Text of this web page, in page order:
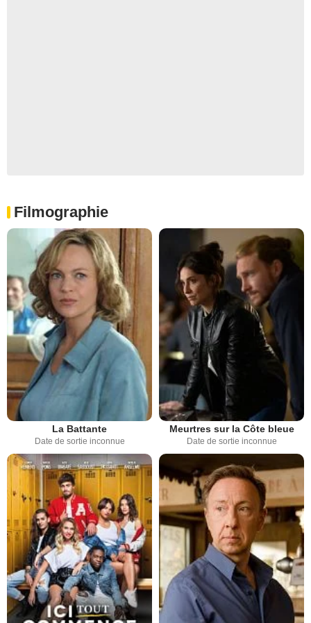
Filmographie
La Battante
Date de sortie inconnue
Meurtres sur la Côte bleue
Date de sortie inconnue